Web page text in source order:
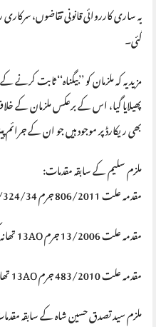
گئی۔
مزید یہ کہ ملزمان کو ’’بیگناہ‘‘ ثابت
پھیلایا گیا، اس کے برعکس ملزمان کے
بھی ریکارڈ پر موجود ہیں جو ان کے
ملزم سلیم کے سابقہ مقدمات:
مقدمہ علت 806/2011 جرم 302/324/34 تھانہ میرپور
مقدمہ علت 13/2006 جرم 13AO تھانہ کینٹ
مقدمہ علت 483/2010 جرم 13AO تھانہ نواں شہر
ملزم سید تصدق حسین شاہ کے سابقہ